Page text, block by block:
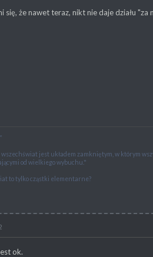
się, że nawet teraz, nikt nie daje działu
wszechświat jest układem zamkniętym, w którym
od wielkiego wybuchu."
to tylko cząstki elementarne?
ok.